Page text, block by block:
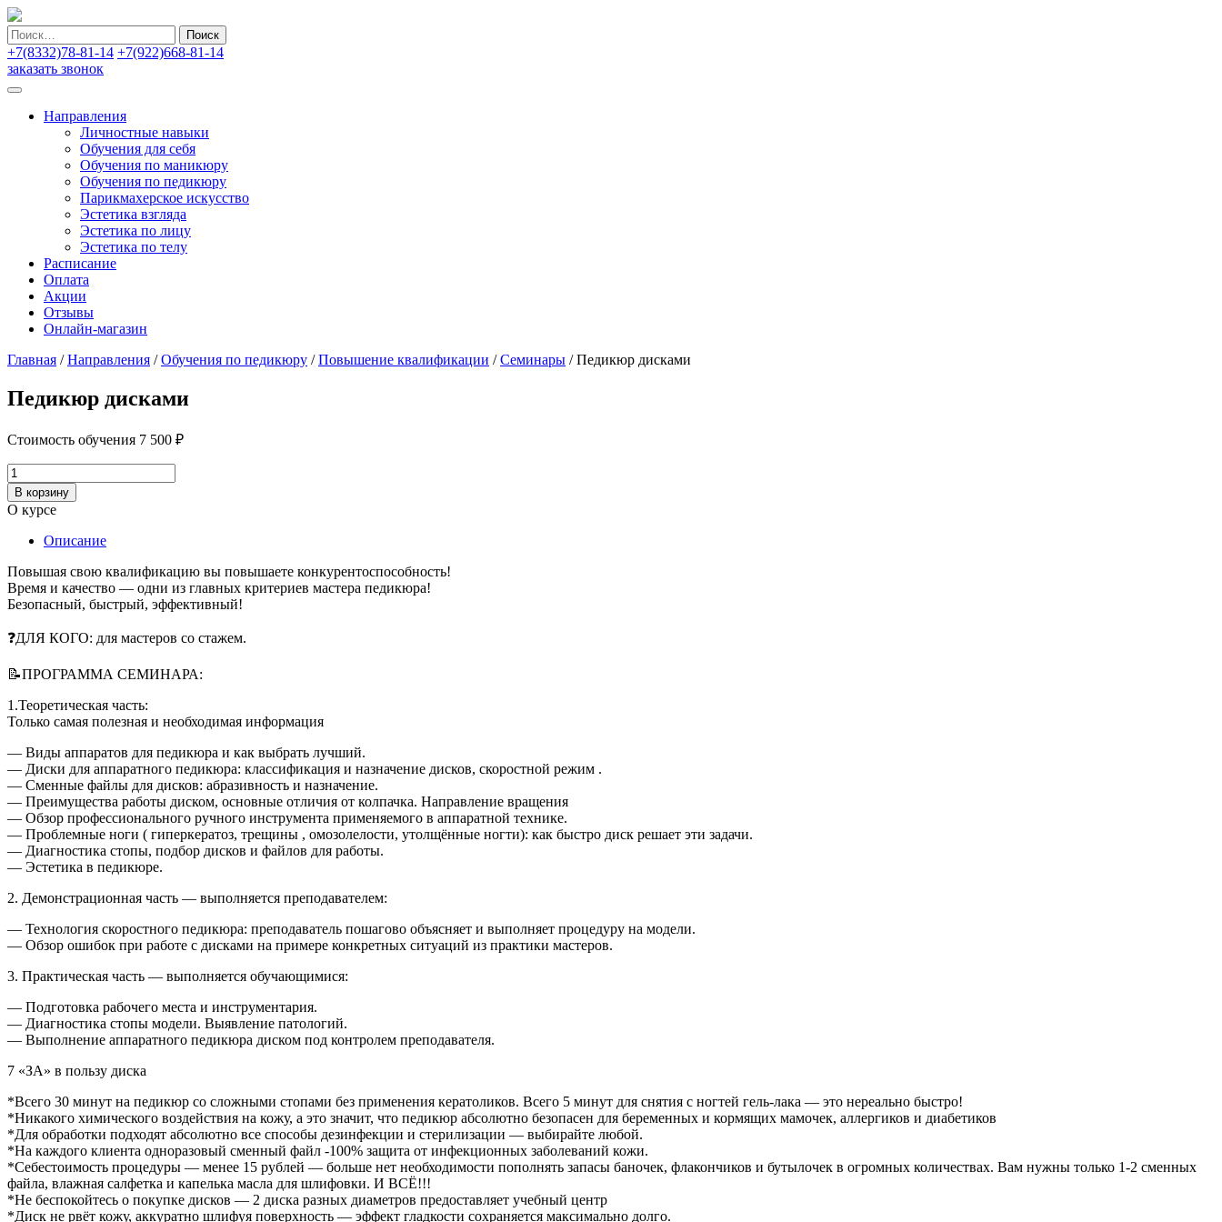
Найти:
+7(8332)78-81-14 +7(922)668-81-14
заказать звонок
Направления
Личностные навыки
Обучения для себя
Обучения по маникюру
Обучения по педикюру
Парикмахерское искусство
Эстетика взгляда
Эстетика по лицу
Эстетика по телу
Расписание
Оплата
Акции
Отзывы
Онлайн-магазин
Главная /Направления /Обучения по педикюру /Повышение квалификации /Семинары /Педикюр дисками
Педикюр дисками
Стоимость обучения 7 500 ₽
Количество
товара
Педикюр
дисками
В корзину
О курсе
Описание
Повышая свою квалификацию вы повышаете конкурентоспособность!
Время и качество — одни из главных критериев мастера педикюра!
Безопасный, быстрый, эффективный!
❓ДЛЯ КОГО: для мастеров со стажем.
📝ПРОГРАММА СЕМИНАРА:
1.Теоретическая часть:
Только самая полезная и необходимая информация
— Виды аппаратов для педикюра и как выбрать лучший.
— Диски для аппаратного педикюра: классификация и назначение дисков, скоростной режим .
— Сменные файлы для дисков: абразивность и назначение.
— Преимущества работы диском, основные отличия от колпачка. Направление вращения
— Обзор профессионального ручного инструмента применяемого в аппаратной технике.
— Проблемные ноги ( гиперкератоз, трещины , омозолелости, утолщённые ногти): как быстро диск решает эти задачи.
— Диагностика стопы, подбор дисков и файлов для работы.
— Эстетика в педикюре.
2. Демонстрационная часть — выполняется преподавателем:
— Технология скоростного педикюра: преподаватель пошагово объясняет и выполняет процедуру на модели.
— Обзор ошибок при работе с дисками на примере конкретных ситуаций из практики мастеров.
3. Практическая часть — выполняется обучающимися:
— Подготовка рабочего места и инструментария.
— Диагностика стопы модели. Выявление патологий.
— Выполнение аппаратного педикюра диском под контролем преподавателя.
7 «ЗА» в пользу диска
*Всего 30 минут на педикюр со сложными стопами без применения кератоликов. Всего 5 минут для снятия с ногтей гель-лака — это нереально быстро!
*Никакого химического воздействия на кожу, а это значит, что педикюр абсолютно безопасен для беременных и кормящих мамочек, аллергиков и диабетиков
*Для обработки подходят абсолютно все способы дезинфекции и стерилизации — выбирайте любой.
*На каждого клиента одноразовый сменный файл -100% защита от инфекционных заболеваний кожи.
*Себестоимость процедуры — менее 15 рублей — больше нет необходимости пополнять запасы баночек, флакончиков и бутылочек в огромных количествах. Вам нужны только 1-2 сменных
файла, влажная салфетка и капелька масла для шлифовки. И ВСЁ!!!
*Не беспокойтесь о покупке дисков — 2 диска разных диаметров предоставляет учебный центр
*Диск не рвёт кожу, аккуратно шлифуя поверхность — эффект гладкости сохраняется максимально долго.